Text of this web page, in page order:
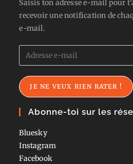
Saisis ton adresse e-mail pour
recevoir une notification de
e-mail.
Adresse
e-
mail
JE NE VEUX RIEN RATER !
Abonne-toi sur les
Bluesky
Instagram
Facebook